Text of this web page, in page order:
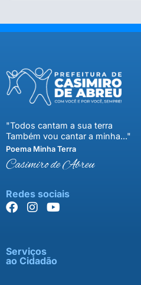
"Todos cantam a sua terra
Também vou cantar a minha..."
Poema Minha Terra
Casimiro de Abreu
Redes sociais
Serviços
ao Cidadão